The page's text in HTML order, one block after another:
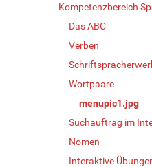
Kompetenzbereich
Das ABC
Verben
Wortpaare
menupic1.jpg
Suchauftrag im
Nomen
Interaktive